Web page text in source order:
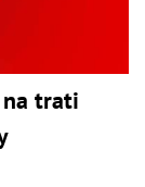
na trati